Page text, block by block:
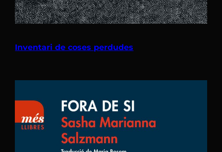
Inventari de coses perdudes